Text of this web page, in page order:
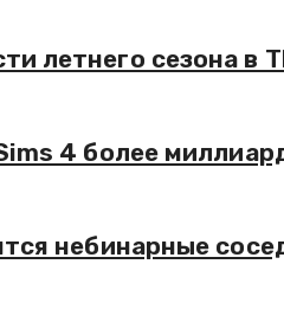
летнего сезона в
4 более
небинарные